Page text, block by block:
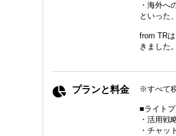
・海外へ
といった
from TR
きました。
プランと料金 ※すべて
■ライト
・活用戦
・チャッ